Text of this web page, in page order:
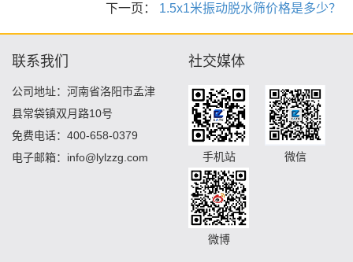
下一页：
1.5x1米振动脱水筛价格是多少？
联系我们
公司地址：河南省洛阳市孟津
县常袋镇双月路10号
免费电话：400-658-0379
电子邮箱：info@lylzzg.com
社交媒体
手机站 微信
微博